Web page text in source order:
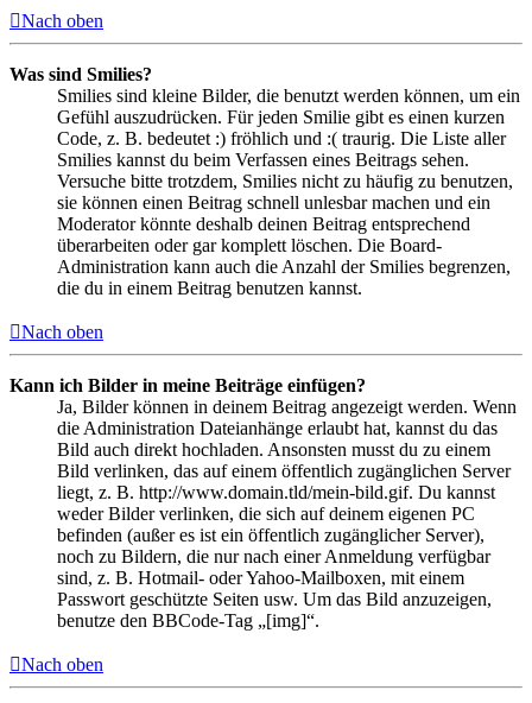
Nach oben
Was sind Smilies?
Smilies sind kleine Bilder, die benutzt werden können, um ein
Gefühl auszudrücken. Für jeden Smilie gibt es einen kurzen
Code, z. B. bedeutet :) fröhlich und :( traurig. Die Liste aller
Smilies kannst du beim Verfassen eines Beitrags sehen.
Versuche bitte trotzdem, Smilies nicht zu häufig zu benutzen,
sie können einen Beitrag schnell unlesbar machen und ein
Moderator könnte deshalb deinen Beitrag entsprechend
überarbeiten oder gar komplett löschen. Die Board-
Administration kann auch die Anzahl der Smilies begrenzen,
die du in einem Beitrag benutzen kannst.
Nach oben
Kann ich Bilder in meine Beiträge einfügen?
Ja, Bilder können in deinem Beitrag angezeigt werden. Wenn
die Administration Dateianhänge erlaubt hat, kannst du das
Bild auch direkt hochladen. Ansonsten musst du zu einem
Bild verlinken, das auf einem öffentlich zugänglichen Server
liegt, z. B. http://www.domain.tld/mein-bild.gif. Du kannst
weder Bilder verlinken, die sich auf deinem eigenen PC
befinden (außer es ist ein öffentlich zugänglicher Server),
noch zu Bildern, die nur nach einer Anmeldung verfügbar
sind, z. B. Hotmail- oder Yahoo-Mailboxen, mit einem
Passwort geschützte Seiten usw. Um das Bild anzuzeigen,
benutze den BBCode-Tag „[img]“.
Nach oben